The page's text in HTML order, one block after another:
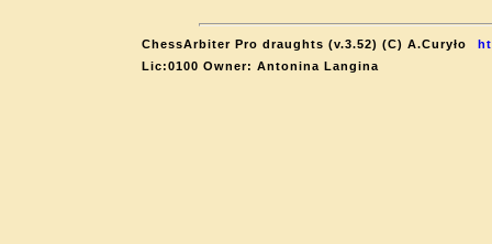
ChessArbiter Pro draughts (v.3.52) (C) A.Curyło
Lic:0100 Owner: Antonina Langina